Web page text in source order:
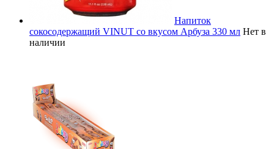
Напиток
сокосодержащий VINUT со вкусом Арбуза 330 мл Нет в
наличии